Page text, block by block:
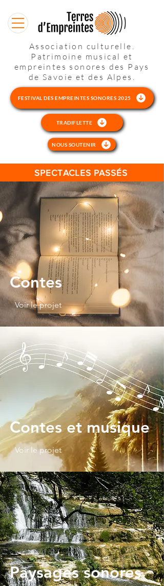
Association culturelle.
Patrimoine musical et
empreintes sonores des Pays
de Savoie et des Alpes.
FESTIVAL DES EMPREINTES SONORES 2025
NOUS SOUTENIR
TRADIFLETTE
SPECTACLES PASSÉS
Contes
Voir le projet
Contes et musique
Voir le projet
Paysages sonores